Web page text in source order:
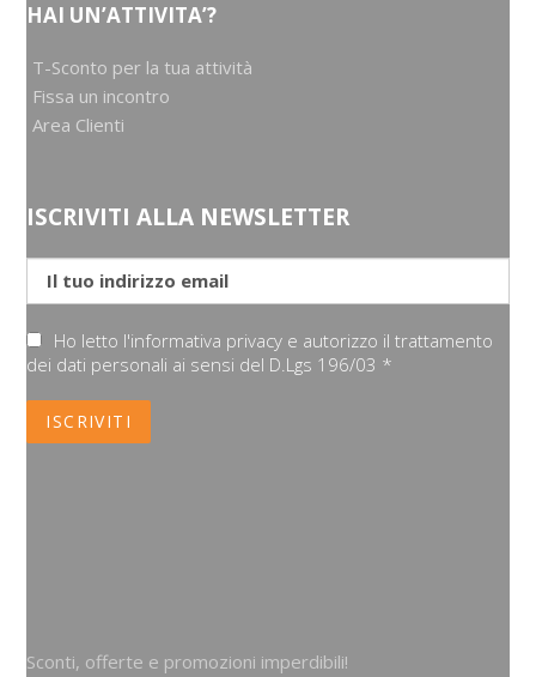
HAI UN’ATTIVITA’?
T-Sconto per la tua attività
Fissa un incontro
Area Clienti
ISCRIVITI ALLA NEWSLETTER
Ho letto l'informativa privacy e autorizzo il trattamento
dei dati personali ai sensi del D.Lgs 196/03 *
Sconti, offerte e promozioni imperdibili!